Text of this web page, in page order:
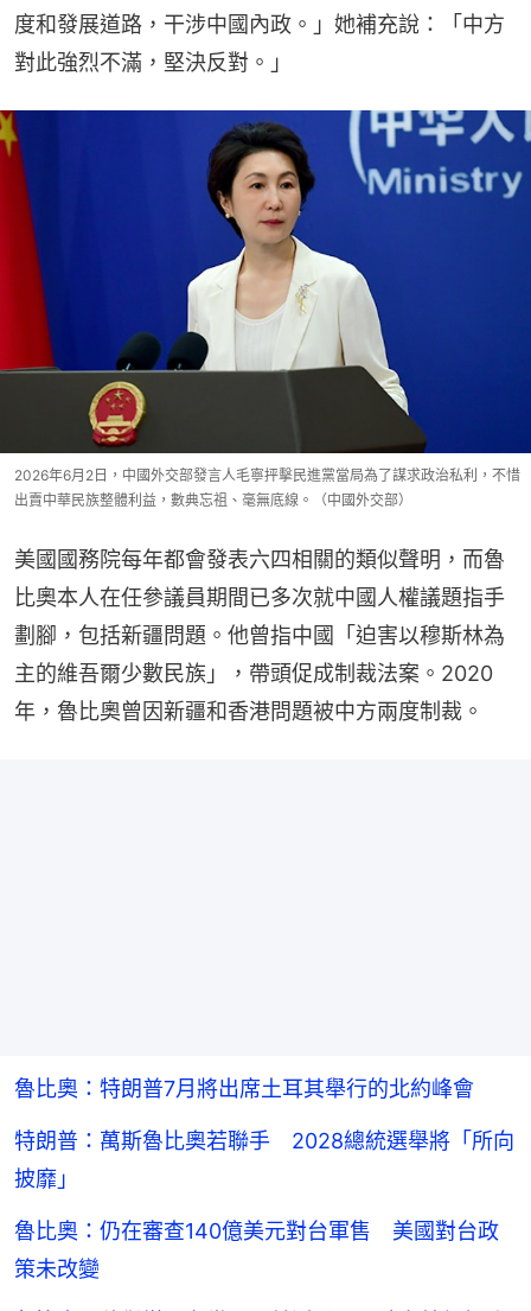
度和發展道路，干涉中國內政。」她補充說：「中方
對此強烈不滿，堅決反對。」
2026年6月2日，中國外交部發言人毛寧抨擊民進黨當局為了謀求政治私利，不惜
出賣中華民族整體利益，數典忘祖、毫無底線。（中國外交部）
美國國務院每年都會發表六四相關的類似聲明，而魯
比奧本人在任參議員期間已多次就中國人權議題指手
劃腳，包括新疆問題。他曾指中國「迫害以穆斯林為
主的維吾爾少數民族」，帶頭促成制裁法案。2020
年，魯比奧曾因新疆和香港問題被中方兩度制裁。
魯比奧：特朗普7月將出席土耳其舉行的北約峰會
特朗普：萬斯魯比奧若聯手 2028總統選舉將「所向
披靡」
魯比奧：仍在審查140億美元對台軍售 美國對台政
策未改變